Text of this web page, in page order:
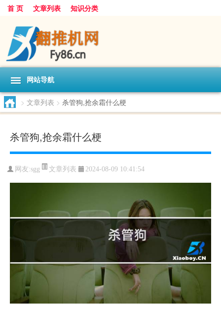
首 页 文章列表 知识分类
网站导航
> 文章列表 > 杀管狗,抢余霜什么梗
杀管狗,抢余霜什么梗
网友:sgg 文章列表 2024-08-09 10:41:54